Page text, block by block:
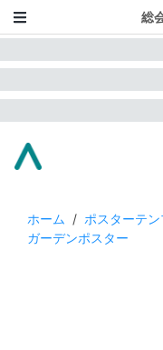
総
ホーム / ポスターテン
ガーデンポスター